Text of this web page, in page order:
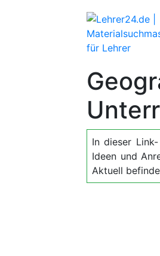
In dieser
Ideen und
Aktuell